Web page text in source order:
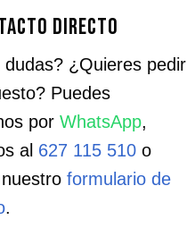
directo
dudas? ¿Quieres pedir
Puedes
por WhatsApp,
al 627 115 510o
formulario de
.